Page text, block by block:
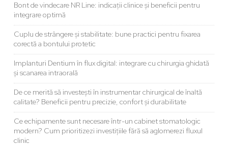
Bont de vindecare NR Line: indicații clinice și beneficii pentru
integrare optimă
Cuplu de strângere și stabilitate: bune practici pentru fixarea
corectă a bontului protetic
Implanturi Dentium în flux digital: integrare cu chirurgia ghidată
și scanarea intraorală
De ce merită să investești în instrumentar chirurgical de înaltă
calitate? Beneficii pentru precizie, confort și durabilitate
Ce echipamente sunt necesare într-un cabinet stomatologic
modern? Cum prioritizezi investițiile fără să aglomerezi fluxul
clinic